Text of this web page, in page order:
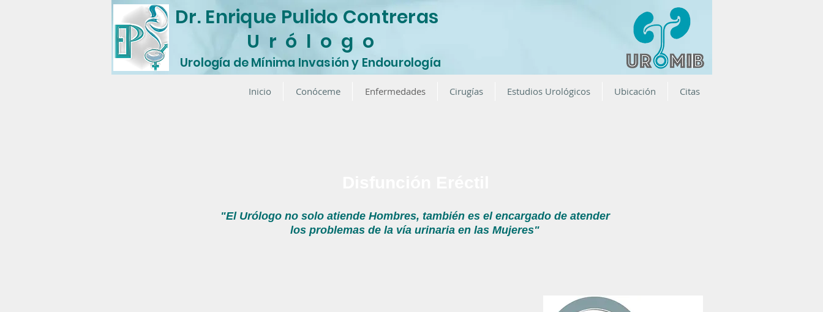
Dr. Enrique Pulido Contreras
U r ó l o g o
Urología de Mínima Invasión y Endourología
Inicio Conóceme Enfermedades Cirugías Estudios Urológicos Ubicación Citas
"El Urólogo no solo atiende Hombres, también es el encargado de atender
los problemas de la vía urinaria en las Mujeres"